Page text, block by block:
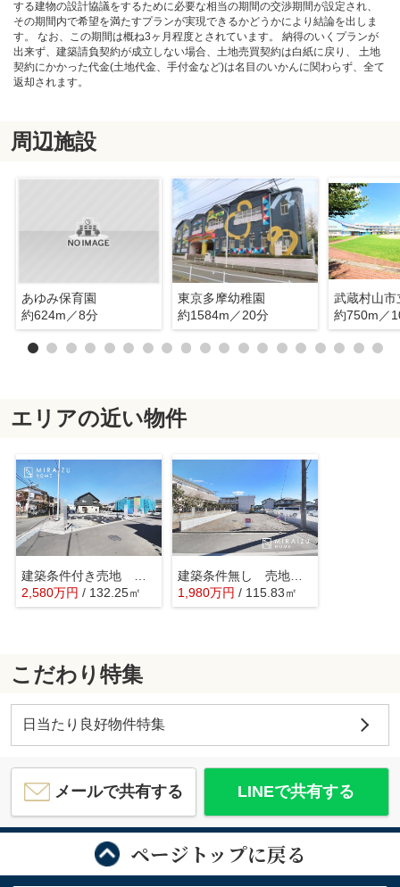
する建物の設計協議をするために必要な相当の期間の交渉期間が設定され、
その期間内で希望を満たすプランが実現できるかどうかにより結論を出しま
す。 なお、この期間は概ね3ヶ月程度とされています。 納得のいくプランが
出来ず、建築請負契約が成立しない場合、土地売買契約は白紙に戻り、 土地
契約にかかった代金(土地代金、手付金など)は名目のいかんに関わらず、全て
返却されます。
周辺施設
あゆみ保育園
約624m／8分
東京多摩幼稚園
約1584m／20分
約750m／
エリアの近い物件
2,580万円 / 132.25㎡
建築条件無し 売地 武蔵村山市榎2丁目 全2区画
1,980万円 / 115.83㎡
こだわり特集
日当たり良好物件特集
メールで共有する LINEで共有する
ページトップに戻る